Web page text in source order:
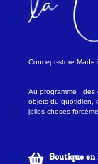
Concept-store Made
Au programme :
objets du quotidien,
jolies choses
Boutique en